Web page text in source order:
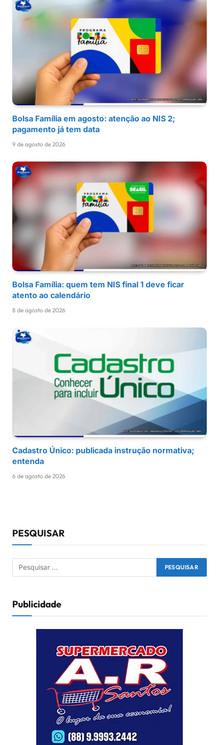
Bolsa Família em agosto: atenção ao NIS 2;
pagamento já tem data
9 de agosto de 2026
Bolsa Família: quem tem NIS final 1 deve ficar
atento ao calendário
8 de agosto de 2026
Cadastro Único: publicada instrução normativa;
entenda
6 de agosto de 2026
PESQUISAR
Publicidade